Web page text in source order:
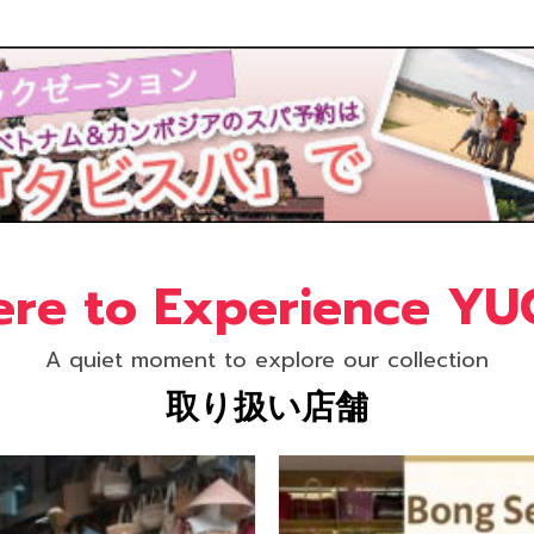
to Experience
A quiet moment to explore our collection
取り扱い店舗